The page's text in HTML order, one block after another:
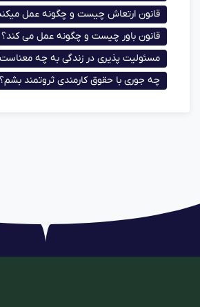
قانون ارتعاش چیست و چگونه عمل میکند؟
قانون باور چیست و چگونه عمل می کند؟
مسئولیت پذیری در زندگی به چه معناست؟
چه جوری با حقوق کارمندی ثروتمند بشم؟